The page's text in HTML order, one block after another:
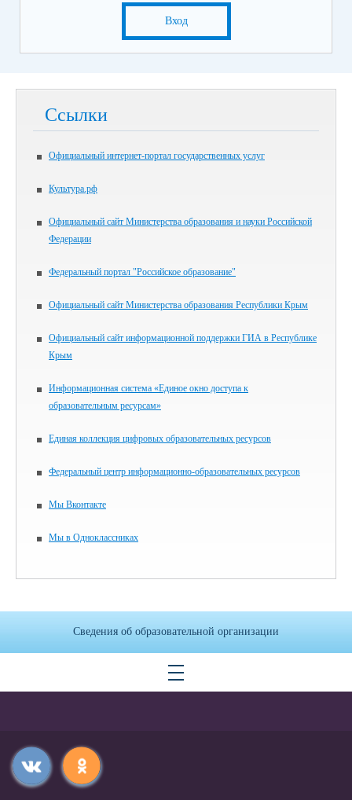
Вход
Ссылки
Официальный интернет-портал государственных услуг
Культура.рф
Официальный сайт Министерства образования и науки Российской
Федерации
Федеральный портал "Российское образование"
Официальный сайт Министерства образования Республики Крым
Официальный сайт информационной поддержки ГИА в Республике
Крым
Информационная система «Единое окно доступа к
образовательным ресурсам»
Единая коллекция цифровых образовательных ресурсов
Федеральный центр информационно-образовательных ресурсов
Мы Вконтакте
Мы в Одноклассниках
Сведения об образовательной организации